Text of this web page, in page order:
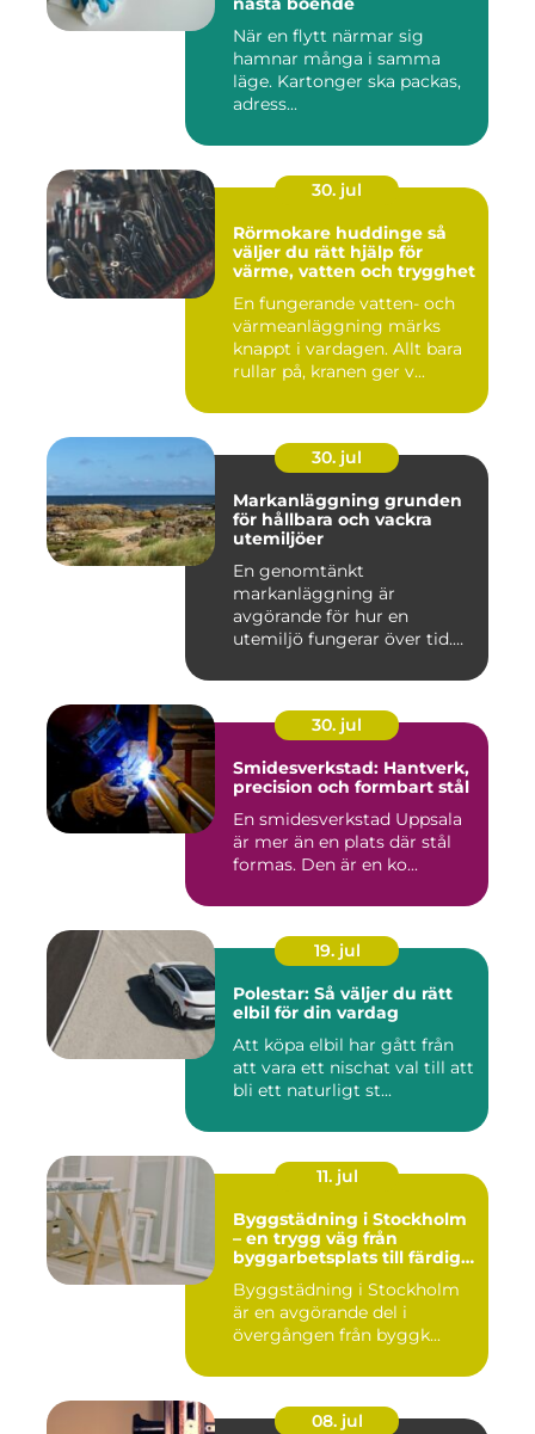
När en flytt närmar sig
hamnar många i samma
läge. Kartonger ska packas,
adress...
30. jul
Rörmokare huddinge så
väljer du rätt hjälp för
värme, vatten och trygghet
En fungerande vatten- och
värmeanläggning märks
knappt i vardagen. Allt bara
rullar på, kranen ger v...
30. jul
Markanläggning grunden
för hållbara och vackra
utemiljöer
En genomtänkt
markanläggning är
avgörande för hur en
utemiljö fungerar över tid.
30. jul
Smidesverkstad: Hantverk,
precision och formbart stål
En smidesverkstad Uppsala
är mer än en plats där stål
formas. Den är en ko...
19. jul
Polestar: Så väljer du rätt
elbil för din vardag
Att köpa elbil har gått från
att vara ett nischat val till att
bli ett naturligt st...
11. jul
Byggstädning i Stockholm
– en trygg väg från
byggarbetsplats till färdig
Byggstädning i Stockholm
är en avgörande del i
övergången från byggk...
08. jul